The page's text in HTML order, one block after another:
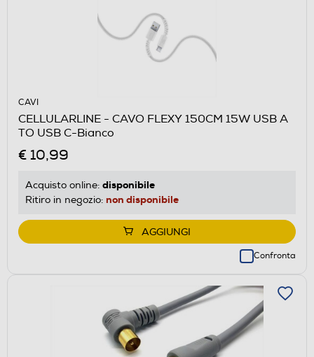
CAVI
CELLULARLINE - CAVO FLEXY 150CM 15W USB A
TO USB C-Bianco
€ 10,99
Acquisto online: disponibile
Ritiro in negozio: non disponibile
AGGIUNGI
Confronta